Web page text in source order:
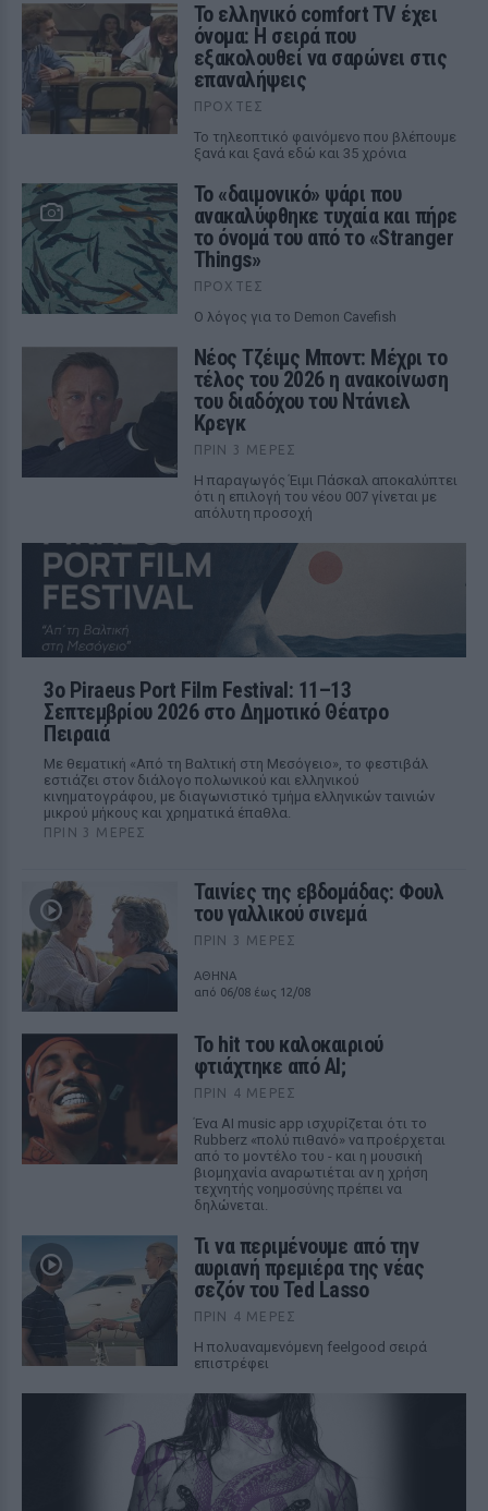
Το ελληνικό comfort TV έχει
όνομα: Η σειρά που
εξακολουθεί να σαρώνει στις
επαναλήψεις
ΠΡΟΧΤΈΣ
Το τηλεοπτικό φαινόμενο που βλέπουμε
ξανά και ξανά εδώ και 35 χρόνια
Το «δαιμονικό» ψάρι που
ανακαλύφθηκε τυχαία και πήρε
το όνομά του από το «Stranger
Things»
ΠΡΟΧΤΈΣ
Ο λόγος για το Demon Cavefish
Νέος Τζέιμς Μποντ: Μέχρι το
τέλος του 2026 η ανακοίνωση
του διαδόχου του Ντάνιελ
Κρεγκ
ΠΡΙΝ 3 ΜΈΡΕΣ
Η παραγωγός Έιμι Πάσκαλ αποκαλύπτει
ότι η επιλογή του νέου 007 γίνεται με
απόλυτη προσοχή
3ο Piraeus Port Film Festival: 11–13
Σεπτεμβρίου 2026 στο Δημοτικό Θέατρο
Πειραιά
Με θεματική «Από τη Βαλτική στη Μεσόγειο», το φεστιβάλ
εστιάζει στον διάλογο πολωνικού και ελληνικού
κινηματογράφου, με διαγωνιστικό τμήμα ελληνικών ταινιών
μικρού μήκους και χρηματικά έπαθλα.
ΠΡΙΝ 3 ΜΈΡΕΣ
Ταινίες της εβδομάδας: Φουλ
του γαλλικού σινεμά
ΠΡΙΝ 3 ΜΈΡΕΣ
ΑΘΗΝΑ
από 06/08 έως 12/08
Το hit του καλοκαιριού
φτιάχτηκε από AI;
ΠΡΙΝ 4 ΜΈΡΕΣ
Ένα AI music app ισχυρίζεται ότι το
Rubberz «πολύ πιθανό» να προέρχεται
από το μοντέλο του - και η μουσική
βιομηχανία αναρωτιέται αν η χρήση
τεχνητής νοημοσύνης πρέπει να
δηλώνεται.
Τι να περιμένουμε από την
αυριανή πρεμιέρα της νέας
σεζόν του Ted Lasso
ΠΡΙΝ 4 ΜΈΡΕΣ
Η πολυαναμενόμενη feelgood σειρά
επιστρέφει